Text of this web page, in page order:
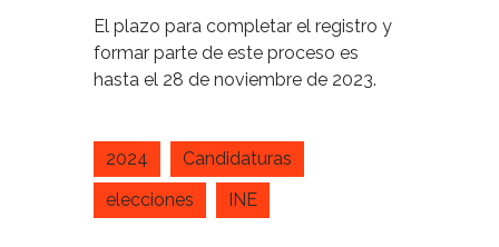
El plazo para completar el registro y
formar parte de este proceso es
hasta el 28 de noviembre de 2023.
2024
Candidaturas
elecciones
INE